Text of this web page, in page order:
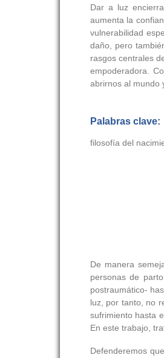
Dar a luz
aumenta la
vulnerabilidad
daño, pero
rasgos centrales
empoderadora.
abrirnos al mundo
Palabras clave:
filosofía del
De manera
personas de
postraumático-
luz, por tanto, no
sufrimiento hasta
En este trabajo,
Defenderemos